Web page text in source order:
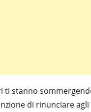
ti stanno
di rinunciare